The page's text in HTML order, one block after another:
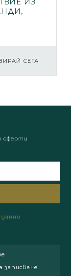
СЕГА
оферти
записване